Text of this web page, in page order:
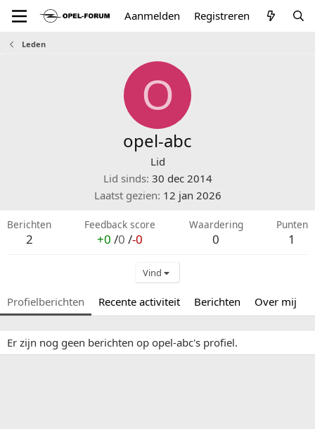
Aanmelden Registreren
Leden
O
opel-abc
Lid
Lid sinds 30 dec 2014
Laatst gezien 12 jan 2026
Berichten
2
Feedback score
+0 /0 /-0
Waardering
0
Punten
1
Vind
Profielberichten Recente activiteit Berichten Over mij
Er zijn nog geen berichten op opel-abc's profiel.